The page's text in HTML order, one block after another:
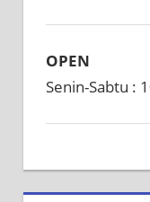
OPEN
Senin-Sabtu :